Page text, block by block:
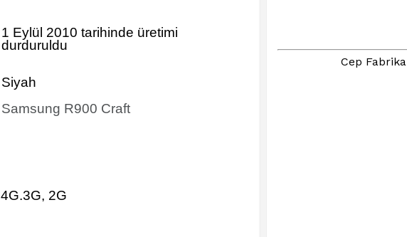
1 Eylül 2010 tarihinde üretimi
durduruldu
Siyah
Samsung R900 Craft
4G.3G, 2G
Cep Fabrika